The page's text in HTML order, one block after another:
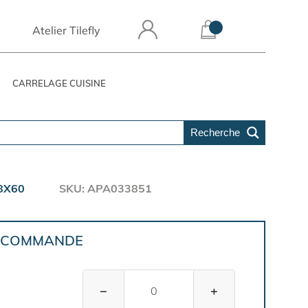
Atelier Tilefly
CARRELAGE CUISINE
Recherche
SKU: APA033851
− +